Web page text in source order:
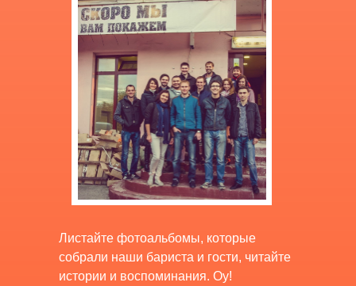
Листайте фотоальбомы, которые
собрали наши бариста и гости, читайте
истории и воспоминания. Оу!